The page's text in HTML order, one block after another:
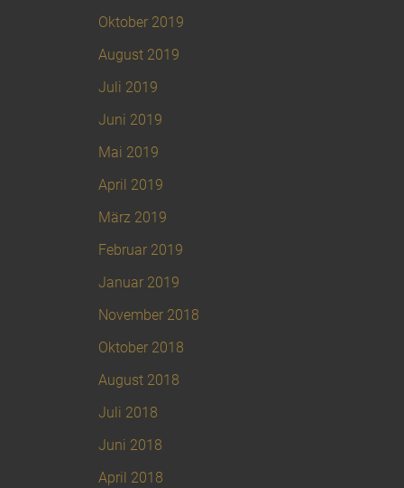
Oktober 2019
August 2019
Juli 2019
Juni 2019
Mai 2019
April 2019
März 2019
Februar 2019
Januar 2019
November 2018
Oktober 2018
August 2018
Juli 2018
Juni 2018
April 2018